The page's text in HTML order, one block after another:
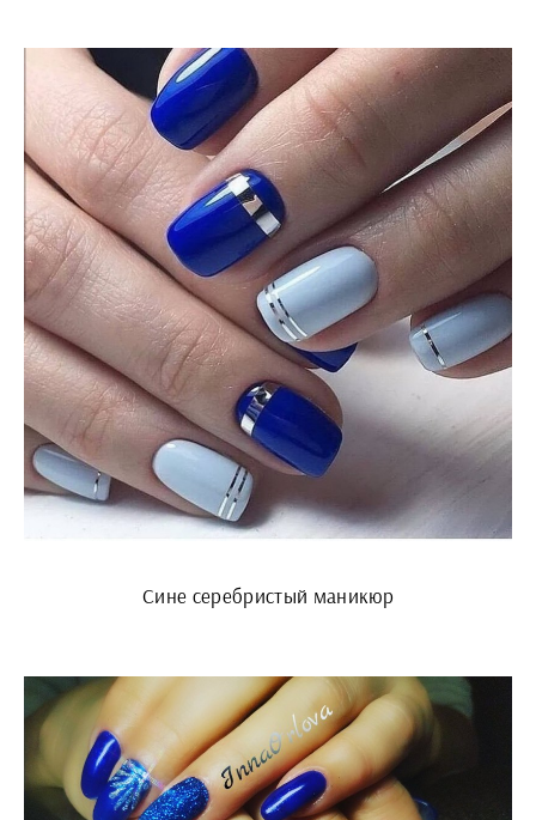
Сине серебристый маникюр